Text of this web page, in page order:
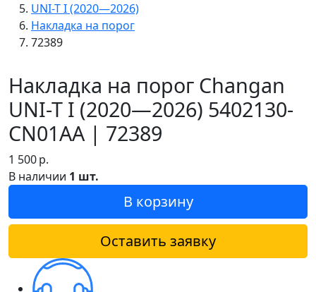
UNI-T I (2020—2026)
Накладка на порог
72389
Накладка на порог Changan
UNI-T I (2020—2026) 5402130-
CN01AA | 72389
1 500р.
В наличии 1 шт.
В корзину
Оставить заявку